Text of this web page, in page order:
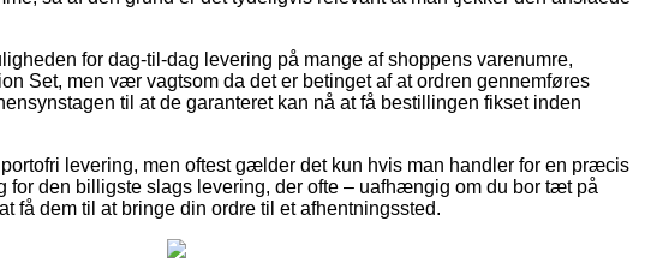
for dag-til-dag levering på mange af shoppens varenumre,
Set, men vær vagtsom da det er betinget af at ordren gennemføres
til at de garanteret kan nå at få bestillingen fikset inden
levering, men oftest gælder det kun hvis man handler for en præcis
for den billigste slags levering, der ofte – uafhængig om du bor tæt på
få dem til at bringe din ordre til et afhentningssted.